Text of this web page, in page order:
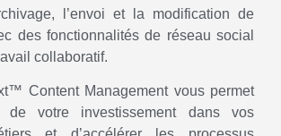
l’envoi et la modification de
des fonctionnalités de réseau social
collaboratif.
Content Management vous permet
votre investissement dans vos